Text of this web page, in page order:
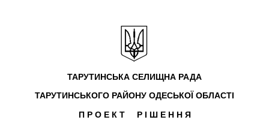
ТАРУТИНСЬКА СЕЛИЩНА РАДА
ТАРУТИНСЬКОГО РАЙОНУ ОДЕСЬКОЇ ОБЛАСТІ
П Р О Е К Т Р І Ш Е Н Н Я